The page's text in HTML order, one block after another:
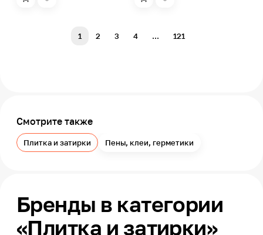
1 2 3 4 ... 121
Смотрите также
Плитка и затирки Пены, клеи, герметики
Бренды в категории
«Плитка и затирки»